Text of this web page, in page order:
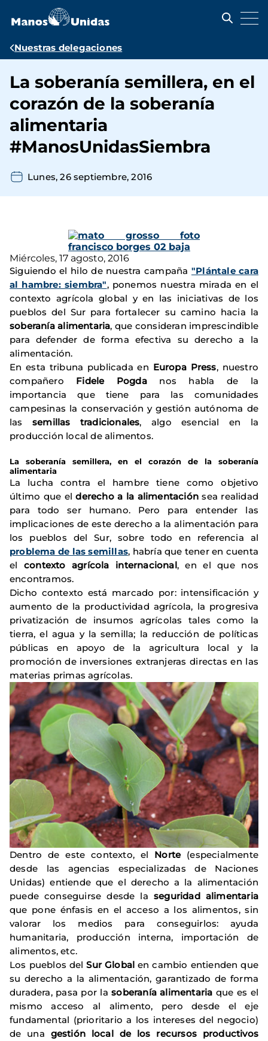
contenido
Ruta
navegación
Nuestras delegaciones
La soberanía semillera, en el
corazón de la soberanía
alimentaria
#ManosUnidasSiembra
Lunes, 26 septiembre, 2016
Miércoles, 17 agosto, 2016
Siguiendo el hilo de nuestra campaña "Plántale cara
al hambre: siembra", ponemos nuestra mirada en el
contexto agrícola global y en las iniciativas de los
pueblos del Sur para fortalecer su camino hacia la
soberanía alimentaria, que consideran imprescindible
para defender de forma efectiva su derecho a la
alimentación.
En esta tribuna publicada en Europa Press, nuestro
compañero Fidele Pogdanos habla de la
importancia que tiene para las comunidades
campesinas la conservación y gestión autónoma de
las semillas tradicionales, algo esencial en la
producción local de alimentos.
La soberanía semillera, en el corazón de la soberanía
alimentaria
La lucha contra el hambre tiene como objetivo
último que elderecho a la alimentación sea realidad
para todo ser humano. Pero para entender las
implicaciones de este derecho a la alimentación para
los pueblos del Sur, sobre todo en referencia al
problema de las semillas, habría que tener en cuenta
el contexto agrícola internacional, en el que nos
encontramos.
Dicho contexto está marcado por: intensificación y
aumento de la productividad agrícola, la progresiva
privatización de insumos agrícolas tales como la
tierra, el agua y la semilla; la reducción de políticas
públicas en apoyo de la agricultura local y la
promoción de inversiones extranjeras directas en las
materias primas agrícolas.
Dentro de este contexto, el Norte(especialmente
desde las agencias especializadas de Naciones
Unidas) entiende que el derecho a la alimentación
puede conseguirse desde la seguridad alimentaria
que pone énfasis en el acceso a los alimentos, sin
valorar los medios para conseguirlos: ayuda
humanitaria, producción interna, importación de
alimentos, etc.
Los pueblos delSur Global en cambio entienden que
su derecho a la alimentación, garantizado de forma
duradera, pasa por lasoberanía alimentaria que es el
mismo acceso al alimento, pero desde el eje
fundamental (prioritario a los intereses del negocio)
de una gestión local de los recursos productivos